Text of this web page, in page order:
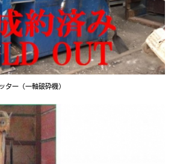
ー（一軸破砕機）